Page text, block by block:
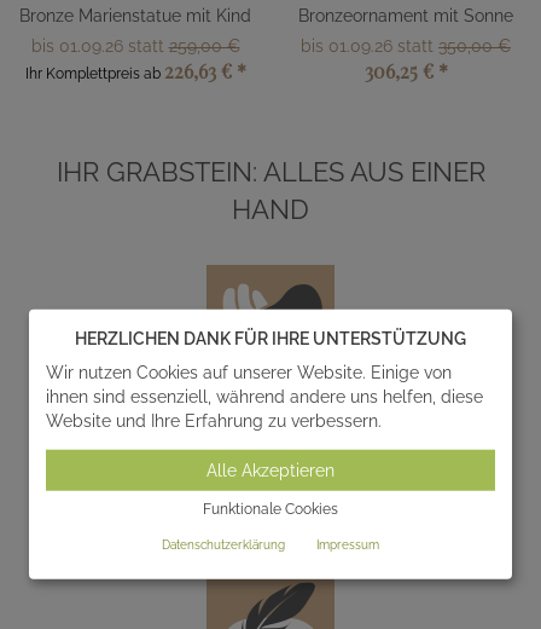
Bronze Marienstatue mit Kind
bis 01.09.26 statt259,00 €
Ihr Komplettpreis ab 226,63 € *
Bronzeornament mit Sonne
bis 01.09.26 statt 350,00 €
306,25 € *
IHR GRABSTEIN: ALLES AUS EINER
HAND
Entwurf
Wir entwerfen und realisieren gemeinsam mit Ihnen
einzigartige Gedenksteine zur individuellen
HERZLICHEN DANK FÜR IHRE UNTERSTÜTZUNG
Wir nutzen Cookies auf unserer Website. Einige von
ihnen sind essenziell, während andere uns helfen, diese
Website und Ihre Erfahrung zu verbessern.
Alle Akzeptieren
Funktionale Cookies
Datenschutzerklärung Impressum